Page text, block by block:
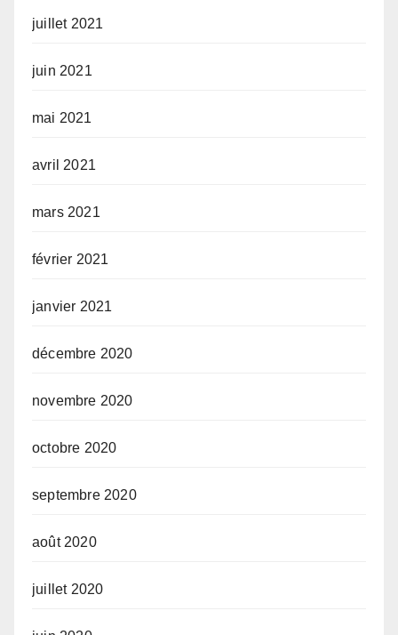
juillet 2021
juin 2021
mai 2021
avril 2021
mars 2021
février 2021
janvier 2021
décembre 2020
novembre 2020
octobre 2020
septembre 2020
août 2020
juillet 2020